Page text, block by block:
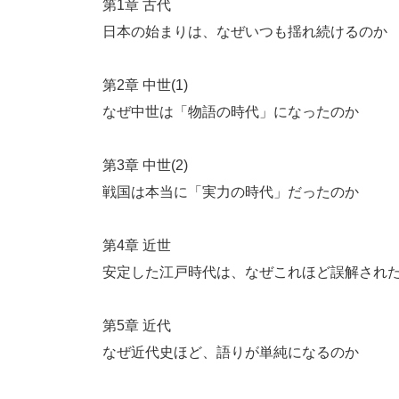
第1章 古代
日本の始まりは、なぜいつも揺れ続けるのか
第2章 中世(1)
なぜ中世は「物語の時代」になったのか
第3章 中世(2)
戦国は本当に「実力の時代」だったのか
第4章 近世
安定した江戸時代は、なぜこれほど誤解され
第5章 近代
なぜ近代史ほど、語りが単純になるのか